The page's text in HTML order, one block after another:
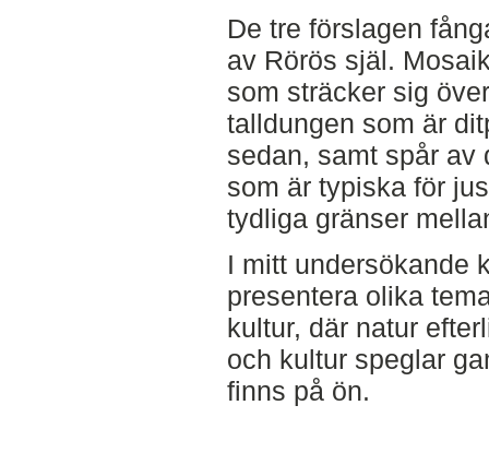
De tre förslagen
av Rörös själ.
som sträcker sig
talldungen som är
sedan, samt spår av
som är typiska för
tydliga gränser
I mitt undersökande
presentera olika
kultur, där natur
och kultur speglar
finns på ön.